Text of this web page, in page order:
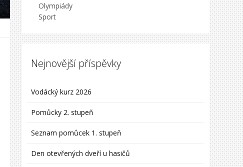
Olympiády
Sport
Nejnovější příspěvky
Vodácký kurz 2026
Pomůcky 2. stupeň
Seznam pomůcek 1. stupeň
Den otevřených dveří u hasičů